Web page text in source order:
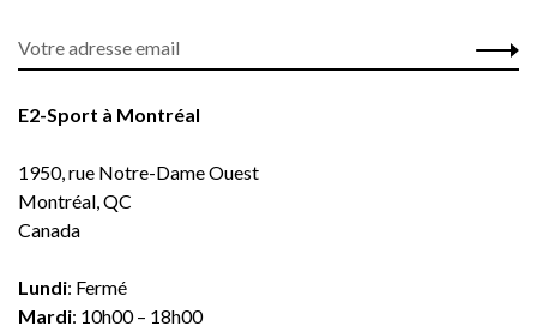
E2-Sport à Montréal
1950, rue Notre-Dame Ouest
Montréal, QC
Canada
Lundi: Fermé
Mardi: 10h00 – 18h00